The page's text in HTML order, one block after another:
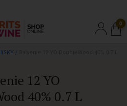
0
/
12 YO
40% 0.7 L